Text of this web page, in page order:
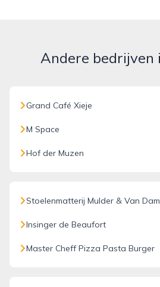
Andere bedrijven
Grand Café Xieje
M Space
Hof der Muzen
Stoelenmatterij Mulder & Van Dam
Insinger de Beaufort
Master Cheff Pizza Pasta Burger